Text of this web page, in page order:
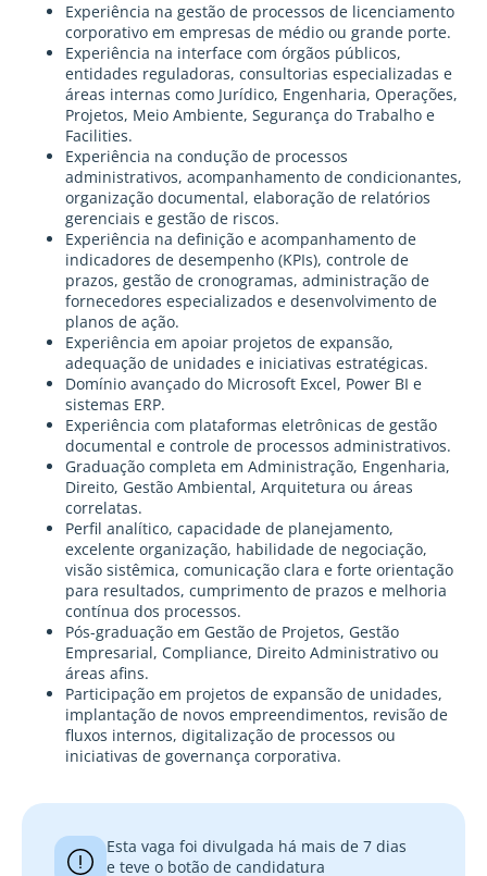
Experiência na gestão de processos de licenciamento
corporativo em empresas de médio ou grande porte.
Experiência na interface com órgãos públicos,
entidades reguladoras, consultorias especializadas e
áreas internas como Jurídico, Engenharia, Operações,
Projetos, Meio Ambiente, Segurança do Trabalho e
Facilities.
Experiência na condução de processos
administrativos, acompanhamento de condicionantes,
organização documental, elaboração de relatórios
gerenciais e gestão de riscos.
Experiência na definição e acompanhamento de
indicadores de desempenho (KPIs), controle de
prazos, gestão de cronogramas, administração de
fornecedores especializados e desenvolvimento de
planos de ação.
Experiência em apoiar projetos de expansão,
adequação de unidades e iniciativas estratégicas.
Domínio avançado do Microsoft Excel, Power BI e
sistemas ERP.
Experiência com plataformas eletrônicas de gestão
documental e controle de processos administrativos.
Graduação completa em Administração, Engenharia,
Direito, Gestão Ambiental, Arquitetura ou áreas
correlatas.
Perfil analítico, capacidade de planejamento,
excelente organização, habilidade de negociação,
visão sistêmica, comunicação clara e forte orientação
para resultados, cumprimento de prazos e melhoria
contínua dos processos.
Pós-graduação em Gestão de Projetos, Gestão
Empresarial, Compliance, Direito Administrativo ou
áreas afins.
Participação em projetos de expansão de unidades,
implantação de novos empreendimentos, revisão de
fluxos internos, digitalização de processos ou
iniciativas de governança corporativa.
Esta vaga foi divulgada há mais de 7 dias
e teve o botão de candidatura